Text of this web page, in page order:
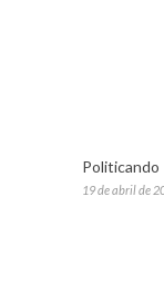
Politicando
19 de abril de